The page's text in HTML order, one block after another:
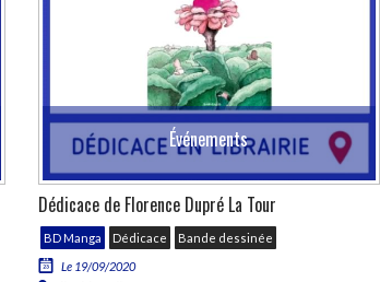
Événements
Dédicace de Florence Dupré La Tour
BD Manga Dédicace
Bande dessinée
Le 19/09/2020